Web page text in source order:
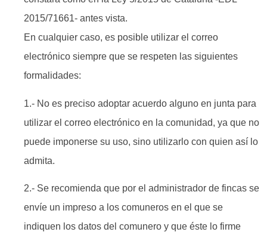
2015/71661- antes vista.
En cualquier caso, es posible utilizar el correo
electrónico siempre que se respeten las siguientes
formalidades:
1.- No es preciso adoptar acuerdo alguno en junta para
utilizar el correo electrónico en la comunidad, ya que no
puede imponerse su uso, sino utilizarlo con quien así lo
admita.
2.- Se recomienda que por el administrador de fincas se
envíe un impreso a los comuneros en el que se
indiquen los datos del comunero y que éste lo firme